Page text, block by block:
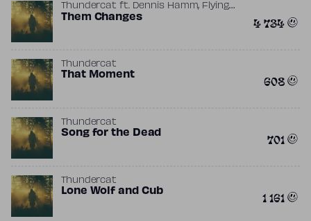
Thundercat ft. Dennis Hamm, Flying
Lotus, Kamasi Washington
Them Changes 4 734
Thundercat
That Moment 608
Thundercat
Song for the Dead 701
Thundercat
Lone Wolf and Cub 1 161